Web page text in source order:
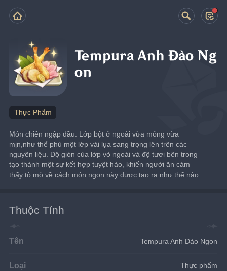
Tempura Anh Đào Ng
on
Thực Phẩm
Món chiên ngập dầu. Lớp bột ở ngoài vừa mỏng vừa
mịn,như thể phủ một lớp vải lụa sang trọng lên trên các
nguyên liệu. Độ giòn của lớp vỏ ngoài và độ tươi bên trong
tạo thành một sự kết hợp tuyệt hảo, khiến người ăn cảm
thấy tò mò về cách món ngon này được tạo ra như thế nào.
Thuộc Tính
Tên Tempura Anh Đào Ngon
Loại Thực phẩm